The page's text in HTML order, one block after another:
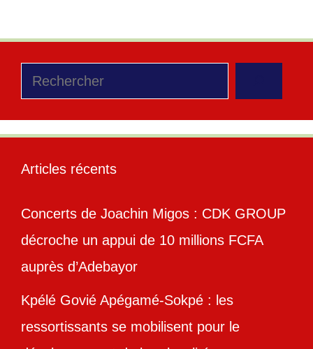
Rechercher
Articles récents
Concerts de Joachin Migos : CDK GROUP
décroche un appui de 10 millions FCFA
auprès d’Adebayor
Kpélé Govié Apégamé-Sokpé : les
ressortissants se mobilisent pour le